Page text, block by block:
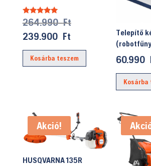
Értékelés:
5.00
/ 5
264.990FtOriginal
was:
264.990 Ft.
239.900 FtCurrent
price
is:
239.900 Ft.
Kosárba teszem
Telepítő
60.990
Kosárba
Akció!
HUSQVARNA 135R